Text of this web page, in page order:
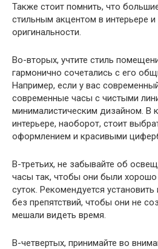
Также стоит помнить, что
стильным акцентом в интерьере
оригинальности.
Во-вторых, учтите стиль
гармонично сочетались с его
Например, если у вас
современные часы с чистыми
минималистическим дизайном. В
интерьере, наоборот, стоит
оформлением и красивыми
В-третьих, не забывайте об
часы так, чтобы они были
суток. Рекомендуется
без препятствий, чтобы они не
мешали видеть время.
В-четвертых, принимайте во